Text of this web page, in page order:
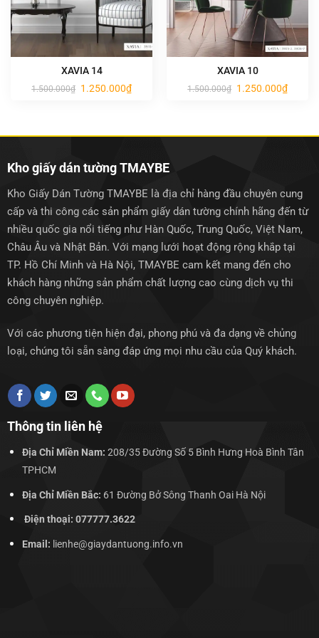
XAVIA 14
1.500.000₫ Giá
gốc
1.250.000₫Giá
hiện
XAVIA 10
1.500.000₫ Giá
gốc
1.250.000₫Giá
hiện
Kho giấy dán tường TMAYBE
Kho Giấy Dán Tường TMAYBE là địa chỉ hàng đầu chuyên cung
cấp và thi công các sản phẩm giấy dán tường chính hãng đến từ
nhiều quốc gia nổi tiếng như Hàn Quốc, Trung Quốc, Việt Nam,
Châu Âu và Nhật Bản. Với mạng lưới hoạt động rộng khắp tại
TP. Hồ Chí Minh và Hà Nội, TMAYBE cam kết mang đến cho
khách hàng những sản phẩm chất lượng cao cùng dịch vụ thi
công chuyên nghiệp.
Với các phương tiện hiện đại, phong phú và đa dạng về chủng
loại, chúng tôi sẵn sàng đáp ứng mọi nhu cầu của Quý khách.
Thông tin liên hệ
Địa Chỉ Miền Nam: 208/35 Đường Số 5 Bình Hưng Hoà Bình Tân
TPHCM
Địa Chỉ Miền Bắc: 61 Đường Bở Sông Thanh Oai Hà Nội
Điện thoại: 077777.3622
Email: lienhe@giaydantuong.info.vn